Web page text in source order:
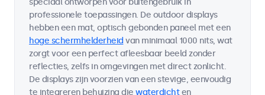
speciaal ontworpen voor buitengebruik in
professionele toepassingen. De outdoor displays
hebben een mat, optisch gebonden paneel met een
hoge schermhelderheid van minimaal 1000 nits, wat
zorgt voor een perfect afleesbaar beeld zonder
reflecties, zelfs in omgevingen met direct zonlicht.
De displays zijn voorzien van een stevige, eenvoudig
te integreren behuizing die waterdichten